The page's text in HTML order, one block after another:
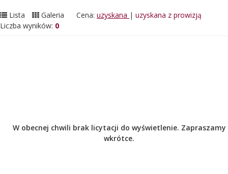
Lista Galeria Cena: uzyskana | uzyskana z prowizją
Liczba wyników: 0
W obecnej chwili brak licytacji do wyświetlenie. Zapraszamy
wkrótce.